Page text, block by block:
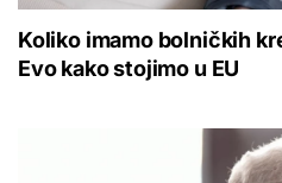
Koliko imamo bolničkih
Evo kako stojimo u EU